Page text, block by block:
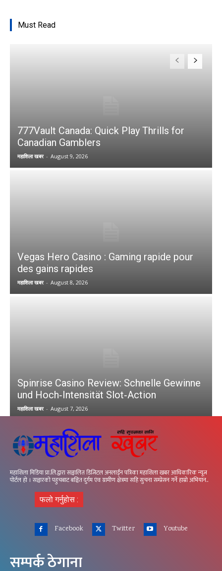
Must Read
777Vault Canada: Quick Play Thrills for
Canadian Gamblers
महाशिला खबर - August 9, 2026
Vegas Hero Casino : Gaming rapide pour
des gains rapides
महाशिला खबर - August 8, 2026
Spinrise Casino Review: Schnelle Gewinne
und Hoch‑Intensität Slot‑Action
महाशिला खबर - August 7, 2026
महाशिला मिडिया प्रा.लि.द्वारा सञ्चालित डिजिटल अनलाईन पत्रिका महाशिला खबर आधिकारिक न्यूज
पोर्टल हो । सञ्चारको पहुचबाट बञ्चित दुर्गम एंव ग्रामीण क्षेत्रमा सहि सुचना सम्प्रेसन गर्ने हाम्रो अभियान..
फलो गर्नुहोस :
Facebook Twitter Youtube
सम्पर्क ठेगाना